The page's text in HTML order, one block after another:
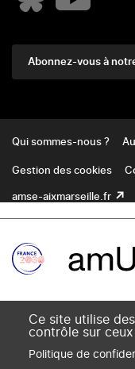
Abonnez-vous à
Qui sommes-nous ?
Gestion des cookies
amse-aixmarseille.fr
Ce site utilise
contrôle sur
Politique de